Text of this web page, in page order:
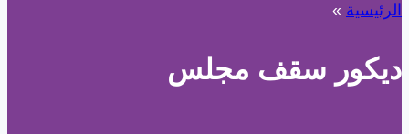
الرئيسية »
ديكور سقف مجلس